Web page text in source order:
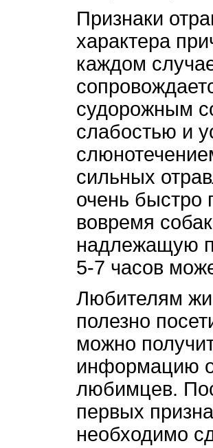
Признаки
характера
каждом
судорожным
слабостью и
сильных
очень быстро
вовремя
надлежащую
5-7 часов
Любителям
полезно
можно
информацию
любимцев.
первых
необходимо